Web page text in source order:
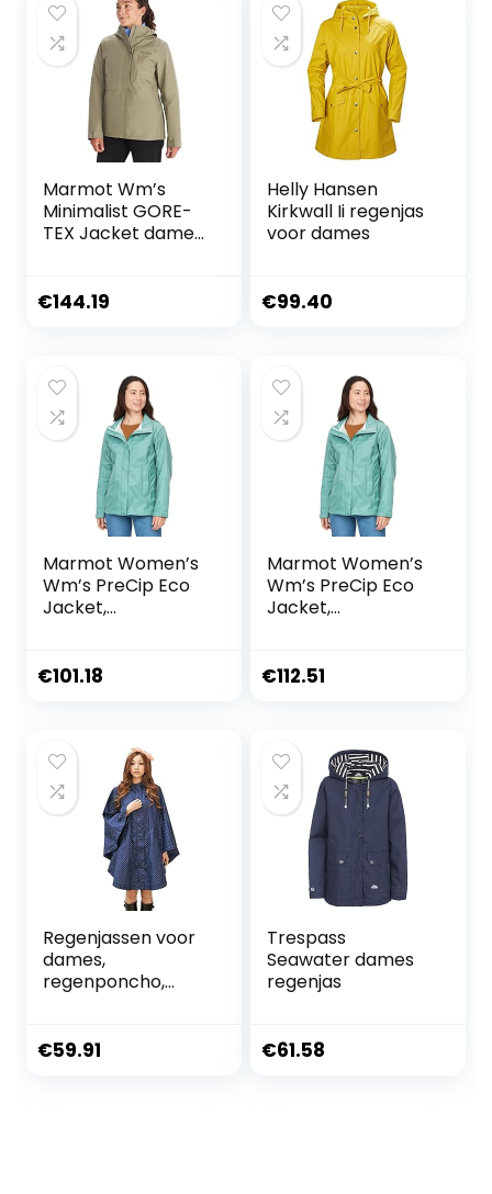
Marmot Wm’s
Minimalist GORE-
TEX Jacket dames
ademende
voor wandel- en
fietstochten (1-
Pack)
€144.19
Helly Hansen
Kirkwall Ii regenjas
voor dames
€99.40
Marmot Women’s
Wm’s PreCip Eco
Jacket,
Lightweight
Breathable
Windbreaker, Ideal
for Running and
Hiking, Blue Agave,
€101.18
Marmot Women’s
Wm’s PreCip Eco
Jacket,
Lightweight
Breathable
Windbreaker, Ideal
for Running and
Hiking, Blue Agave,
€112.51
Regenjassen voor
dames,
regenponcho,
modieus, regenjas,
€59.91
Trespass
Seawater dames
regenjas
€61.58